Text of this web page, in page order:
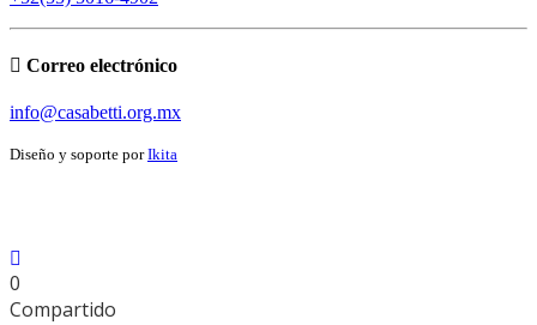
Correo electrónico
info@casabetti.org.mx
Diseño y soporte porIkita
0
Compartido